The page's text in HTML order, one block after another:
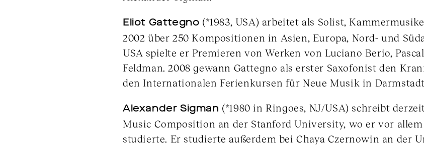
Eliot Gattegno (*1983, USA) arbeitet als Solist,
2002 über 250 Kompositionen in Asien, Europa, Nord- und
USA spielte er Premieren von Werken von Luciano Berio,
Feldman. 2008 gewann Gattegno als erster Saxofonist den
den Internationalen Ferienkursen für Neue Musik in Darmstadt.
Alexander Sigman (*1980 in Ringoes, NJ/USA) schreibt
Music Composition an der Stanford University, wo er vor
studierte. Er studierte außerdem bei Chaya Czernowin an der